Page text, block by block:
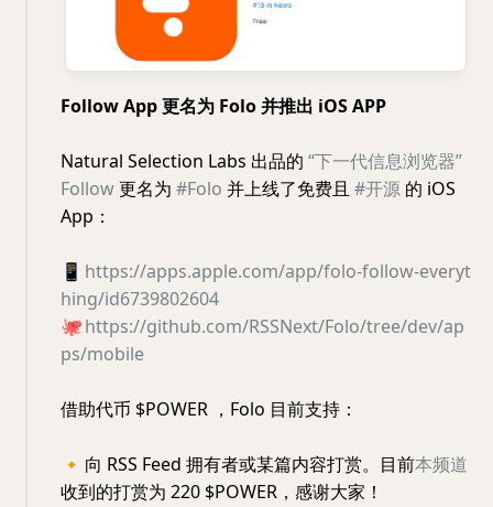
Follow App 更名为 Folo 并推出 iOS APP
Natural Selection Labs 出品的 “下一代信息浏览器”
Follow更名为 #Folo 并上线了免费且 #开源 的 iOS
App：
📱 https://apps.apple.com/app/folo-follow-everyt
hing/id6739802604
🐙https://github.com/RSSNext/Folo/tree/dev/ap
ps/mobile
借助代币 $POWER ，Folo 目前支持：
🔸 向 RSS Feed 拥有者或某篇内容打赏。目前本频道
收到的打赏为 220 $POWER，感谢大家！